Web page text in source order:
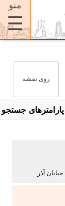
منو
☰
پارامترهای جستجو
روی نقشه
آذر ...